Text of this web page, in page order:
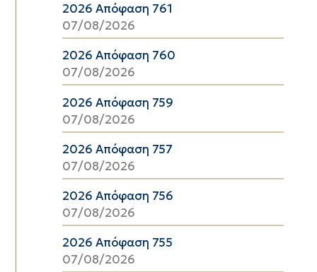
2026 Απόφαση 761
07/08/2026
2026 Απόφαση 760
07/08/2026
2026 Απόφαση 759
07/08/2026
2026 Απόφαση 757
07/08/2026
2026 Απόφαση 756
07/08/2026
2026 Απόφαση 755
07/08/2026